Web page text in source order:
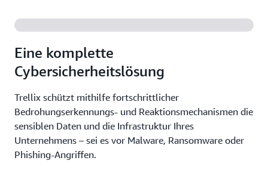
Eine komplette
Cybersicherheitslösung
Trellix schützt mithilfe fortschrittlicher
Bedrohungserkennungs- und Reaktionsmechanismen die
sensiblen Daten und die Infrastruktur Ihres
Unternehmens – sei es vor Malware, Ransomware oder
Phishing-Angriffen.